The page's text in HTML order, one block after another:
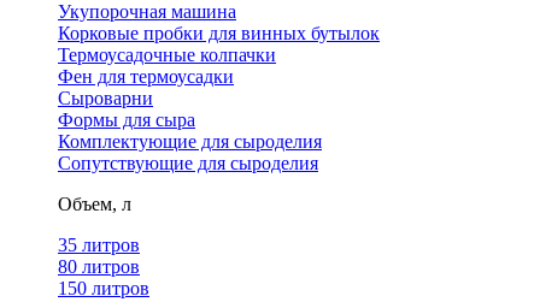
Укупорочная машина
Корковые пробки для винных бутылок
Термоусадочные колпачки
Фен для термоусадки
Сыроварни
Формы для сыра
Комплектующие для сыроделия
Сопутствующие для сыроделия
Объем, л
35 литров
80 литров
150 литров